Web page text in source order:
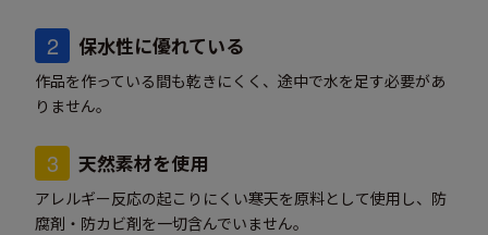
2 保水性に優れている
作品を作っている間も乾きにくく、途中で水を足す必要があ
りません。
3 天然素材を使用
アレルギー反応の起こりにくい寒天を原料として使用し、防
腐剤・防カビ剤を一切含んでいません。